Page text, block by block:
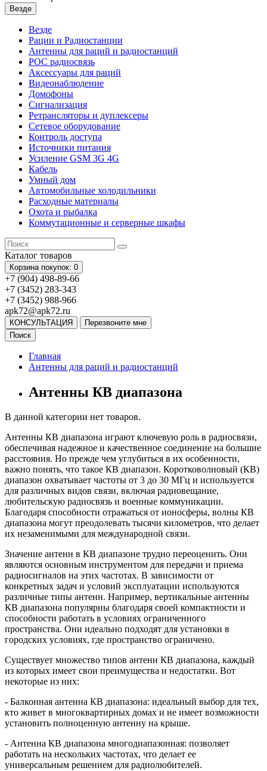
Везде
Везде
Рации и Радиостанции
Антенны для раций и радиостанций
POC радиосвязь
Аксессуары для раций
Видеонаблюдение
Домофоны
Сигнализация
Ретрансляторы и дуплексеры
Сетевое оборудование
Контроль доступа
Источники питания
Усиление GSM 3G 4G
Кабель
Умный дом
Автомобильные холодильники
Расходные материалы
Охота и рыбалка
Коммутационные и серверные шкафы
Каталог товаров
Корзина покупок: 0
+7 (904) 498-89-66
+7 (3452) 283-343
+7 (3452) 988-966
apk72@apk72.ru
КОНСУЛЬТАЦИЯ
Перезвоните мне
Поиск
Главная
Антенны для раций и радиостанций
Антенны КВ диапазона
В данной категории нет товаров.
Антенны КВ диапазона играют ключевую роль в радиосвязи,
обеспечивая надежное и качественное соединение на большие
расстояния. Но прежде чем углубиться в их особенности,
важно понять, что такое КВ диапазон. Коротковолновый (КВ)
диапазон охватывает частоты от 3 до 30 МГц и используется
для различных видов связи, включая радиовещание,
любительскую радиосвязь и военные коммуникации.
Благодаря способности отражаться от ионосферы, волны КВ
диапазона могут преодолевать тысячи километров, что делает
их незаменимыми для международной связи.
Значение антенн в КВ диапазоне трудно переоценить. Они
являются основным инструментом для передачи и приема
радиосигналов на этих частотах. В зависимости от
конкретных задач и условий эксплуатации используются
различные типы антенн. Например, вертикальные антенны
КВ диапазона популярны благодаря своей компактности и
способности работать в условиях ограниченного
пространства. Они идеально подходят для установки в
городских условиях, где пространство ограничено.
Существует множество типов антенн КВ диапазона, каждый
из которых имеет свои преимущества и недостатки. Вот
некоторые из них:
- Балконная антенна КВ диапазона: идеальный выбор для тех,
кто живет в многоквартирных домах и не имеет возможности
установить полноценную антенну на крыше.
- Антенна КВ диапазона многодиапазонная: позволяет
работать на нескольких частотах, что делает ее
универсальным решением для радиолюбителей.